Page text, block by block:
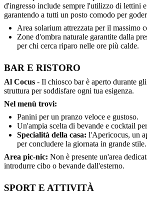
d'ingresso include sempre l'utilizzo di lettini
garantendo a tutti un posto comodo per
Area solarium attrezzata per il massimo
Zone d'ombra naturale garantite dalla
per chi cerca riparo nelle ore più calde.
BAR E RISTORO
Al Cocus - Il chiosco bar è aperto durante
struttura per soddisfare ogni tua esigenza.
Nel menù trovi:
Panini per un pranzo veloce e gustoso.
Un'ampia scelta di bevande e cocktail
Specialità della casa: l'Apericocus, un
per concludere la giornata in grande stile.
Area pic-nic: Non è presente un'area
introdurre cibo o bevande dall'esterno.
SPORT E ATTIVITÀ